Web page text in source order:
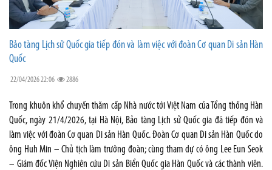
Bảo tàng Lịch sử Quốc gia tiếp đón và làm việc với đoàn Cơ quan Di sản Hàn
Quốc
22/04/2026 22:06 2886
Trong khuôn khổ chuyến thăm cấp Nhà nước tới Việt Nam của Tổng thống Hàn
Quốc, ngày 21/4/2026, tại Hà Nội, Bảo tàng Lịch sử Quốc gia đã tiếp đón và
làm việc với đoàn Cơ quan Di sản Hàn Quốc. Đoàn Cơ quan Di sản Hàn Quốc do
ông Huh Min – Chủ tịch làm trưởng đoàn; cùng tham dự có ông Lee Eun Seok
– Giám đốc Viện Nghiên cứu Di sản Biển Quốc gia Hàn Quốc và các thành viên.